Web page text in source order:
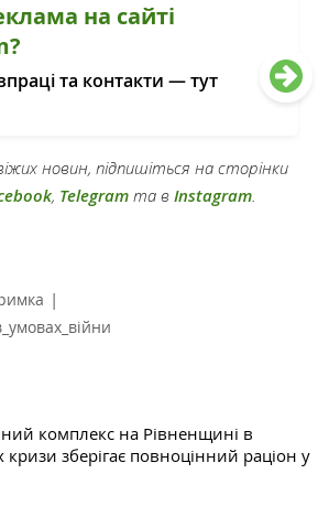
на сайті
та контакти — тут
новин, підпишіться на сторінки
, Telegram та в Instagram.
|
комплекс на Рівненщині в
кризи зберігає повноцінний раціон у